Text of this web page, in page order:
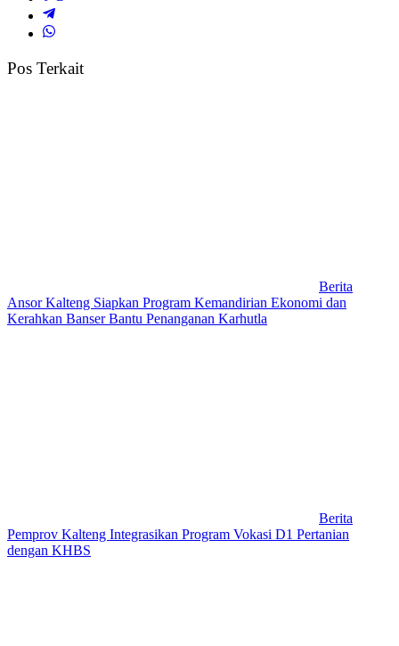
Pos Terkait
Berita
Ansor Kalteng Siapkan Program Kemandirian Ekonomi dan
Kerahkan Banser Bantu Penanganan Karhutla
Berita
Pemprov Kalteng Integrasikan Program Vokasi D1 Pertanian
dengan KHBS